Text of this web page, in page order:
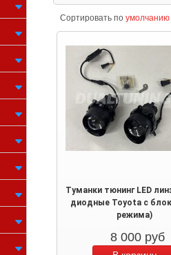
Сортировать по умолчанию
Туманки тюнинг LED
диодные Toyota с
режима)
8 000 руб